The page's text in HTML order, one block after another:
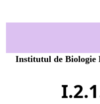
Institutul de Biologie